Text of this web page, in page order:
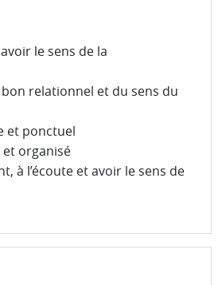
le sens de la
bon relationnel et du sens du
et ponctuel
organisé
à l’écoute et avoir le sens de